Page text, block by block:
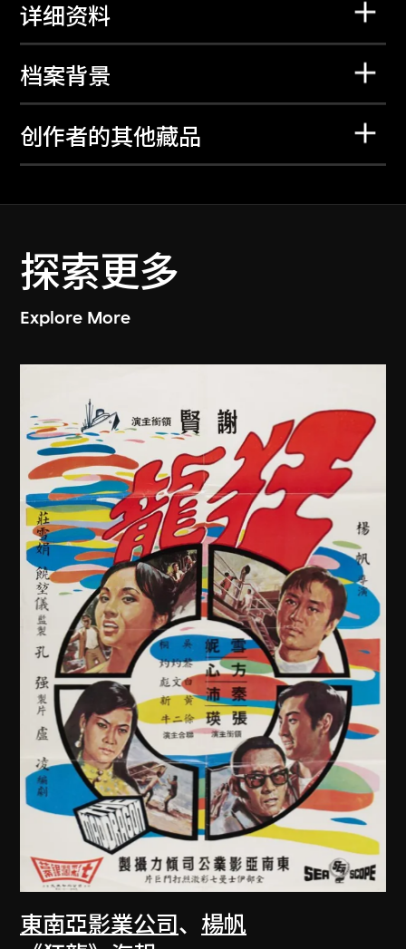
详细资料
档案背景
创作者的其他藏品
探索更多
Explore More
東南亞影業公司 、 楊帆